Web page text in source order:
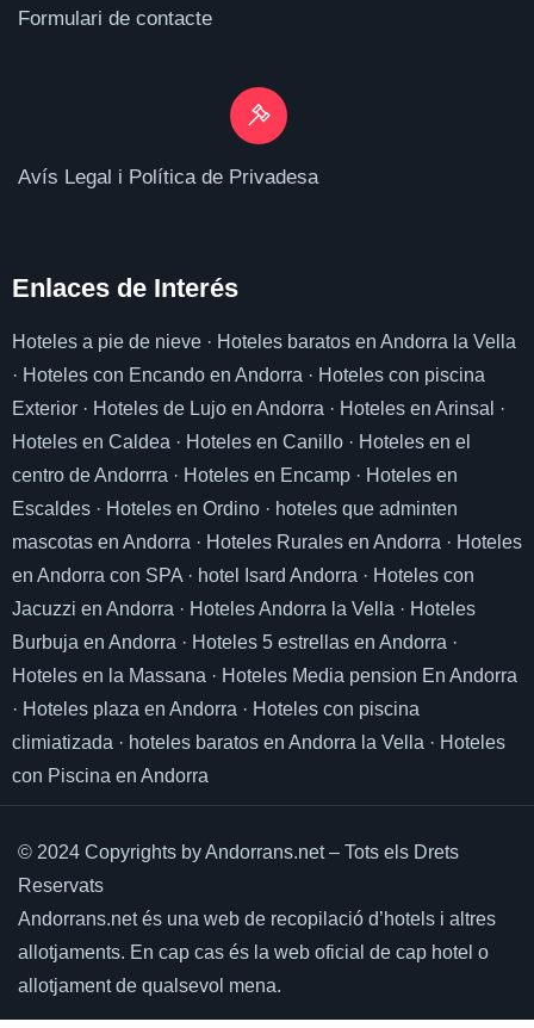
Formulari de contacte
Avís Legal i Política de Privadesa
Enlaces de Interés
Hoteles a pie de nieve · Hoteles baratos en Andorra la Vella
· Hoteles con Encando en Andorra · Hoteles con piscina
Exterior · Hoteles de Lujo en Andorra · Hoteles en Arinsal ·
Hoteles en Caldea · Hoteles en Canillo · Hoteles en el
centro de Andorrra · Hoteles en Encamp · Hoteles en
Escaldes · Hoteles en Ordino · hoteles que adminten
mascotas en Andorra · Hoteles Rurales en Andorra · Hoteles
en Andorra con SPA· hotel Isard Andorra · Hoteles con
Jacuzzi en Andorra · Hoteles Andorra la Vella · Hoteles
Burbuja en Andorra · Hoteles 5 estrellas en Andorra ·
Hoteles en la Massana · Hoteles Media pension En Andorra
· Hoteles plaza en Andorra · Hoteles con piscina
climiatizada · hoteles baratos en Andorra la Vella · Hoteles
con Piscina en Andorra
© 2024 Copyrights by Andorrans.net – Tots els Drets
Reservats
Andorrans.net és una web de recopilació d’hotels i altres
allotjaments. En cap cas és la web oficial de cap hotel o
allotjament de qualsevol mena.